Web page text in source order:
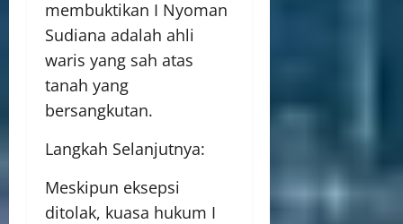
membuktikan I Nyoman
Sudiana adalah ahli
waris yang sah atas
tanah yang
bersangkutan.
Langkah Selanjutnya:
Meskipun eksepsi
ditolak, kuasa hukum I